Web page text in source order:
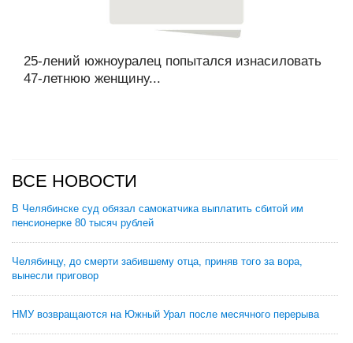
25-лений южноуралец попытался изнасиловать
47-летнюю женщину...
ВСЕ НОВОСТИ
В Челябинске суд обязал самокатчика выплатить сбитой им
пенсионерке 80 тысяч рублей
Челябинцу, до смерти забившему отца, приняв того за вора,
вынесли приговор
НМУ возвращаются на Южный Урал после месячного перерыва